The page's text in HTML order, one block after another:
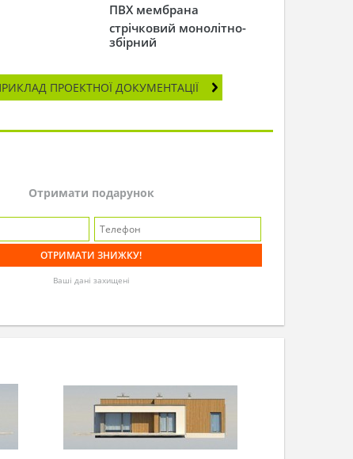
ПВХ мембрана
стрічковий монолітно-
збірний
ПРОЕКТНОЇ ДОКУМЕНТАЦІЇ
Отримати подарунок
Ваші дані захищені